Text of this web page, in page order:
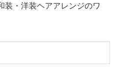
装・洋装ヘアアレンジのワ